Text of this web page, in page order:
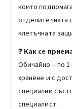
които
отделителната
клетъчната
❓ Как се
Обичайно – по 1
хранене и с
специални
специалист.